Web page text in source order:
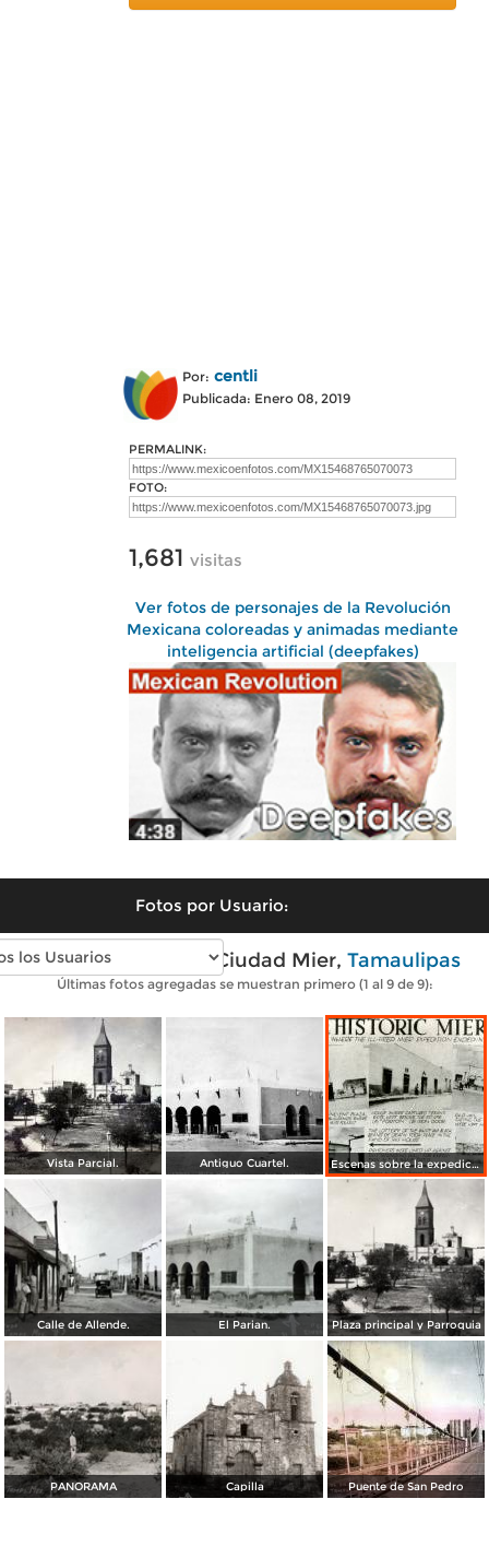
Por: centli
Publicada: Enero 08, 2019
PERMALINK:
FOTO:
1,681 visitas
Ver fotos de personajes de la Revolución
Mexicana coloreadas y animadas mediante
inteligencia artificial (deepfakes)
Fotos por Usuario:
Fotos antiguas de Ciudad Mier, Tamaulipas
Últimas fotos agregadas se muestran primero (1 al 9 de 9):
Vista Parcial. Antiguo Cuartel. Escenas sobre la expedición militar texana sobre Mier, en 1842
Calle de Allende. El Parian. Plaza principal y Parroquia
PANORAMA Capilla Puente de San Pedro